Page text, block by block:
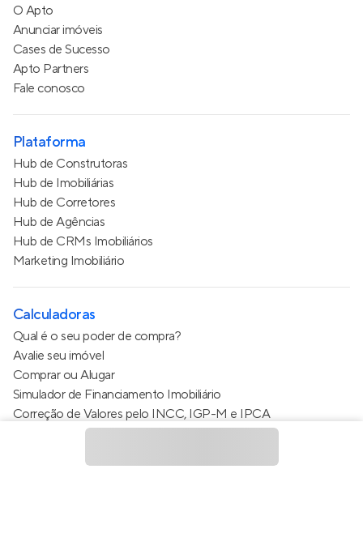
O Apto
Anunciar imóveis
Cases de Sucesso
Apto Partners
Fale conosco
Plataforma
Hub de Construtoras
Hub de Imobiliárias
Hub de Corretores
Hub de Agências
Hub de CRMs Imobiliários
Marketing Imobiliário
Calculadoras
Qual é o seu poder de compra?
Avalie seu imóvel
Comprar ou Alugar
Simulador de Financiamento Imobiliário
Correção de Valores pelo INCC, IGP-M e IPCA
Estimativa de valor do condomínio